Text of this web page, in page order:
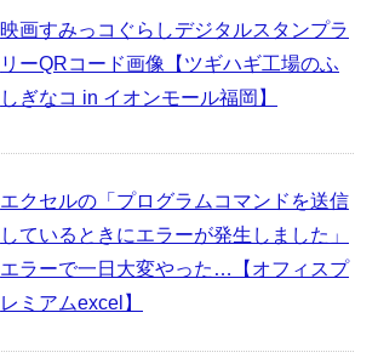
映画すみっコぐらしデジタルスタンプラ
リーQRコード画像【ツギハギ工場のふ
しぎなコ in イオンモール福岡】
エクセルの「プログラムコマンドを送信
しているときにエラーが発生しました」
エラーで一日大変やった…【オフィスプ
レミアムexcel】